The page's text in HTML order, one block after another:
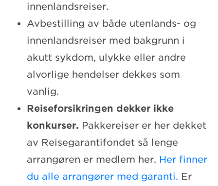
innenlandsreiser.
Avbestilling av både utenlands- og
innenlandsreiser med bakgrunn i
akutt sykdom, ulykke eller andre
alvorlige hendelser dekkes som
vanlig.
Reiseforsikringen dekker ikke
konkurser. Pakkereiser er her dekket
av Reisegarantifondet så lenge
arrangøren er medlem her. Her finner
du alle arrangører med garanti. Er